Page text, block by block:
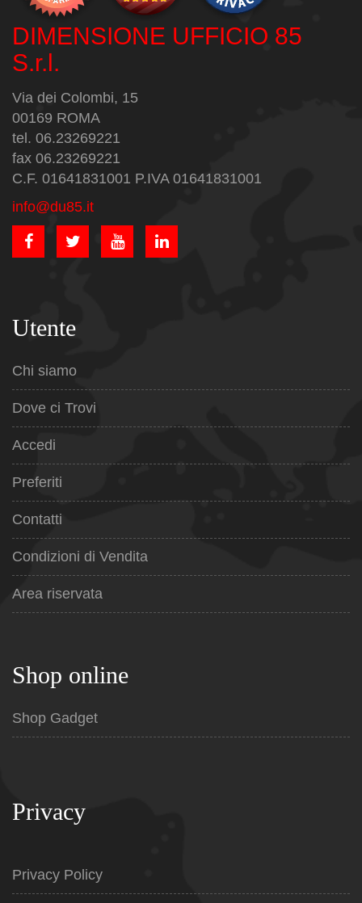
DIMENSIONE UFFICIO 85
S.r.l.
Via dei Colombi, 15
00169 ROMA
tel. 06.23269221
fax 06.23269221
C.F. 01641831001 P.IVA 01641831001
info@du85.it
Utente
Chi siamo
Dove ci Trovi
Accedi
Preferiti
Contatti
Condizioni di Vendita
Area riservata
Shop online
Shop Gadget
Privacy
Privacy Policy